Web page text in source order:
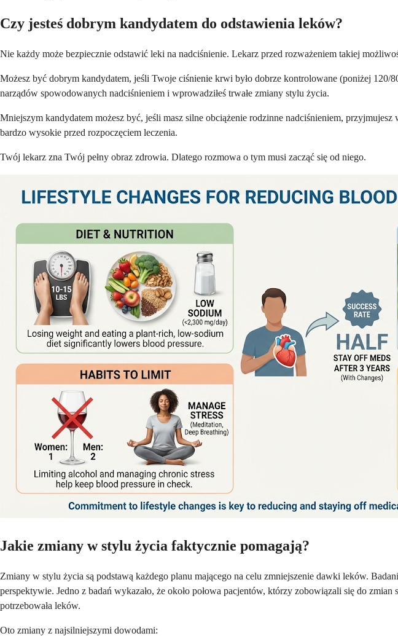
Czy jesteś dobrym kandydatem do odstawienia leków?
Nie każdy może bezpiecznie odstawić leki na nadciśnienie. Lekarz przed rozważeniem takiej
Możesz być dobrym kandydatem, jeśli Twoje ciśnienie krwi było dobrze kontrolowane (poniżej
narządów spowodowanych nadciśnieniem i wprowadziłeś trwałe zmiany stylu życia.
Mniejszym kandydatem możesz być, jeśli masz silne obciążenie rodzinne nadciśnieniem,
bardzo wysokie przed rozpoczęciem leczenia.
Twój lekarz zna Twój pełny obraz zdrowia. Dlatego rozmowa o tym musi zacząć się od niego.
Jakie zmiany w stylu życia faktycznie pomagają?
Zmiany w stylu życia są podstawą każdego planu mającego na celu zmniejszenie dawki leków.
perspektywie. Jedno z badań wykazało, że około połowa pacjentów, którzy zobowiązali się do
potrzebowała leków.
Oto zmiany z najsilniejszymi dowodami: